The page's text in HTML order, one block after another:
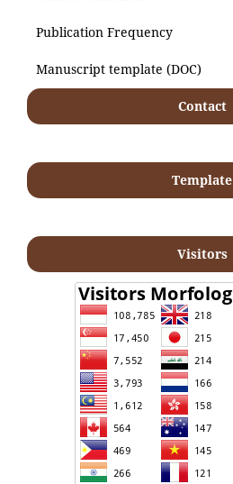
Publication Frequency
Manuscript template (DOC)
Contact
Template
Visitors